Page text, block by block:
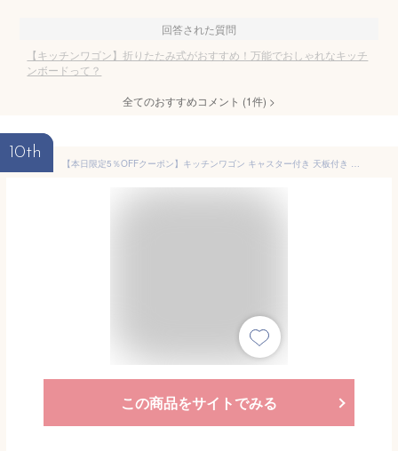
回答された質問
【キッチンワゴン】折りたたみ式がおすすめ！万能でおしゃれなキッチ
ンボードって？
全てのおすすめコメント (1件) >
10th
【本日限定5％OFFクーポン】キッチンワゴン キャスター付き 天板付き キッチン ワゴン スリム 作業台 キッチン収納 折りたたみ キッチンラック サイドラック キッチン収納台 折りたたみキッチンワゴン カート 折り畳み キッチンカウンター おしゃれ 一人暮らし 新生活 p5
この商品をサイトでみる